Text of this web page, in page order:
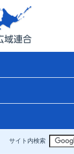
サイト内検索